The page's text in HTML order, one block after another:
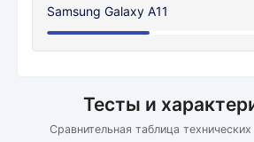
Samsung Galaxy A11
Тесты и
Сравнительная таблица